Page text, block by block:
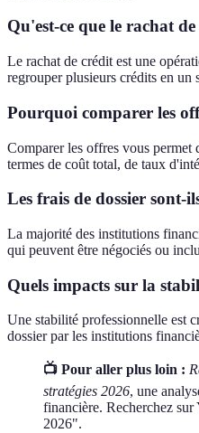
Qu'est-ce que le rachat
Le rachat de crédit est une
regrouper plusieurs crédits en un
Pourquoi comparer les
Comparer les offres vous
termes de coût total, de taux
Les frais de dossier sont-
La majorité des institutions
qui peuvent être négociés ou
Quels impacts sur la
Une stabilité professionnelle est
dossier par les institutions
📺 Pour aller plus loin :
stratégies 2026, une
financière. Recherchez
2026".